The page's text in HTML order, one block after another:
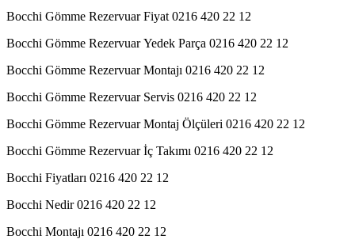
Bocchi Gömme Rezervuar Fiyat 0216 420 22 12
Bocchi Gömme Rezervuar Yedek Parça 0216 420 22 12
Bocchi Gömme Rezervuar Montajı 0216 420 22 12
Bocchi Gömme Rezervuar Servis 0216 420 22 12
Bocchi Gömme Rezervuar Montaj Ölçüleri 0216 420 22 12
Bocchi Gömme Rezervuar İç Takımı 0216 420 22 12
Bocchi Fiyatları 0216 420 22 12
Bocchi Nedir 0216 420 22 12
Bocchi Montajı 0216 420 22 12